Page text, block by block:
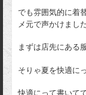
でも雰囲気的に着
メ元で声かけました
まずは店先にある
そりゃ夏を快適に